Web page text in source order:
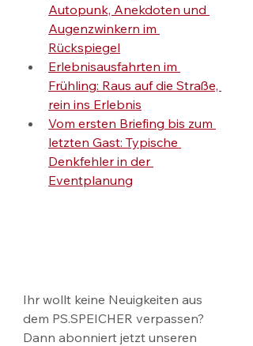
Autopunk, Anekdoten und
Augenzwinkern im
Rückspiegel
Erlebnisausfahrten im
Frühling: Raus auf die Straße,
rein ins Erlebnis
Vom ersten Briefing bis zum
letzten Gast: Typische
Denkfehler in der
Eventplanung
Ihr wollt keine Neuigkeiten aus
dem PS.SPEICHER verpassen?
Dann abonniert jetzt unseren